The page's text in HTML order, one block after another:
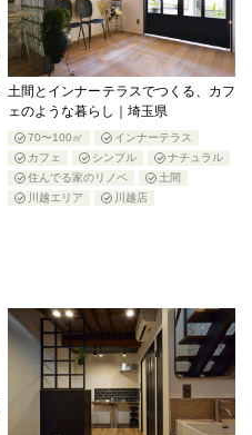
土間とインナーテラスでつくる、カフ
ェのような暮らし｜埼玉県
70〜100㎡
インナーテラス
カフェ
シンプル
ナチュラル
住んでる家のリノベ
土間
川越エリア
川越店